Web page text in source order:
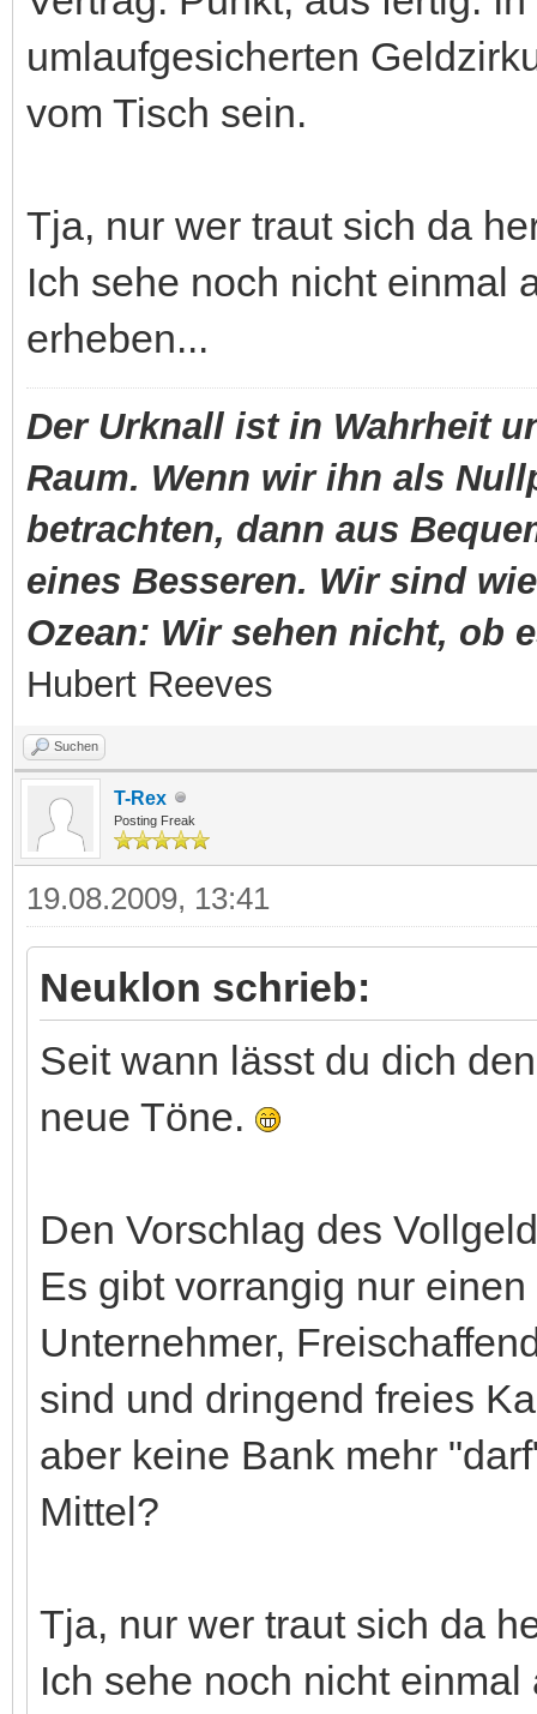
umlaufgesicherten
vom Tisch sein.
Tja, nur wer traut sich da
Ich sehe noch nicht einmal
erheben...
Der Urknall ist in Wahrheit
Raum. Wenn wir ihn als
betrachten, dann aus
eines Besseren. Wir sind
Ozean: Wir sehen nicht, ob
Hubert Reeves
Suchen
T-Rex
Posting Freak
19.08.2009, 13:41
Neuklon schrieb:
Seit wann lässt du dich
neue Töne.
Den Vorschlag des
Es gibt vorrangig nur
Unternehmer,
sind und dringend freies
aber keine Bank mehr
Mittel?
Tja, nur wer traut sich da
Ich sehe noch nicht